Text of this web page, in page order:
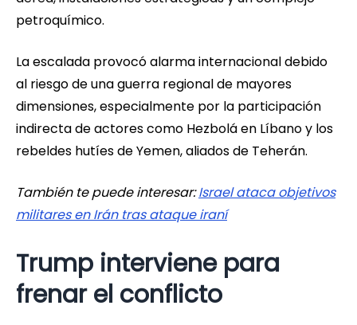
petroquímico.
La escalada provocó alarma internacional debido
al riesgo de una guerra regional de mayores
dimensiones, especialmente por la participación
indirecta de actores como Hezbolá en Líbano y los
rebeldes hutíes de Yemen, aliados de Teherán.
También te puede interesar:Israel ataca objetivos
militares en Irán tras ataque iraní
Trump interviene para
frenar el conflicto